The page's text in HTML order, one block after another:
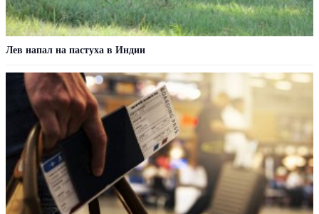
Лев напал на пастуха в Индии